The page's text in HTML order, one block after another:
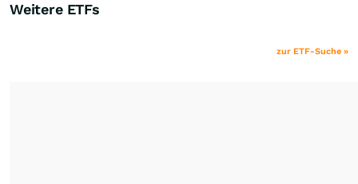
Weitere ETFs
zur ETF-Suche »